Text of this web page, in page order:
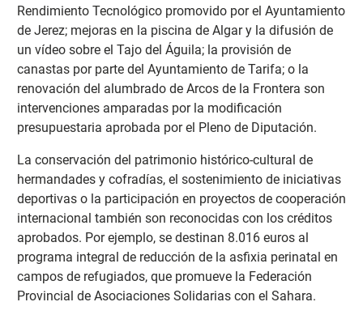
Rendimiento Tecnológico promovido por el Ayuntamiento
de Jerez; mejoras en la piscina de Algar y la difusión de
un vídeo sobre el Tajo del Águila; la provisión de
canastas por parte del Ayuntamiento de Tarifa; o la
renovación del alumbrado de Arcos de la Frontera son
intervenciones amparadas por la modificación
presupuestaria aprobada por el Pleno de Diputación.
La conservación del patrimonio histórico-cultural de
hermandades y cofradías, el sostenimiento de iniciativas
deportivas o la participación en proyectos de cooperación
internacional también son reconocidas con los créditos
aprobados. Por ejemplo, se destinan 8.016 euros al
programa integral de reducción de la asfixia perinatal en
campos de refugiados, que promueve la Federación
Provincial de Asociaciones Solidarias con el Sahara.